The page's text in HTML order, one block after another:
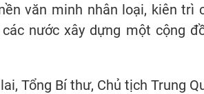
văn minh nhân loại, kiên trì
nước xây dựng một cộng
Tổng Bí thư, Chủ tịch Trung